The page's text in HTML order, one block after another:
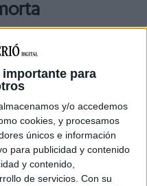
para
y/o accedemos
cookies, y procesamos
únicos e información
para publicidad y contenido
y contenido,
de servicios. Con su
de nous residus al
Cruïlles (Baix Empordà),
Notícia